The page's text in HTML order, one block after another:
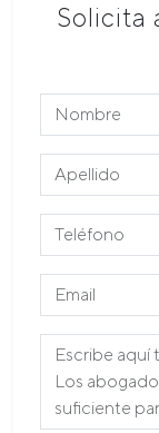
Solicita